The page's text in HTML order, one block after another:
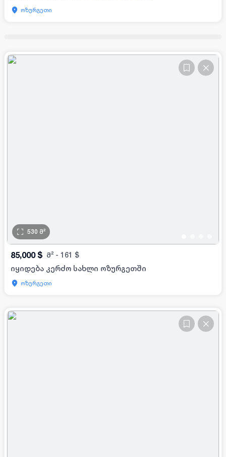
ოზურგეთი
530 მ²
85,000 $ მ² - 161 $
იყიდება კერძო სახლი ოზურგეთში
ოზურგეთი